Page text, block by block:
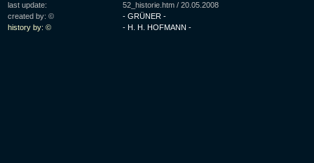
last update: 52_historie.htm / 20.05.2008
created by: ©
- GRÜNER -
history by: ©
- H. H. HOFMANN -